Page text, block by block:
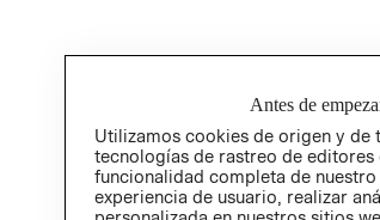
Antes de
Utilizamos cookies de origen y de
tecnologías de rastreo de
funcionalidad completa de
experiencia de usuario, realizar